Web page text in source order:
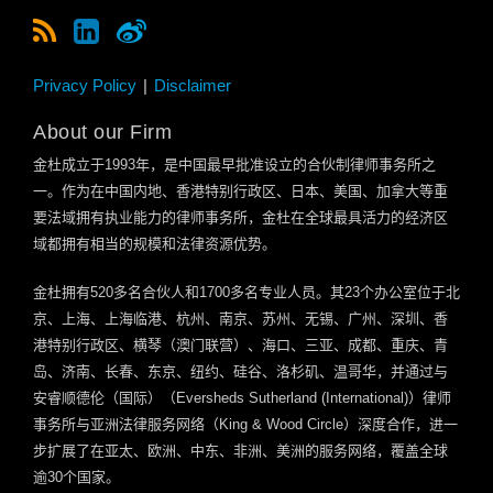
Privacy Policy Disclaimer
About our Firm
金杜成立于1993年，是中国最早批准设立的合伙制律师事务所之
一。作为在中国内地、香港特别行政区、日本、美国、加拿大等重
要法域拥有执业能力的律师事务所，金杜在全球最具活力的经济区
域都拥有相当的规模和法律资源优势。
金杜拥有520多名合伙人和 1700多名专业人员。其23个办公室位于北
京、上海、上海临港、杭州、南京、苏州、无锡、广州、深圳、香
港特别行政区、横琴（澳门联营）、海口、三亚、成都、重庆、青
岛、济南、长春、东京、纽约、硅谷、洛杉矶、温哥华，并通过与
安睿顺德伦（国际）（ Eversheds Sutherland (International)）律师
事务所与亚洲法律服务网络（ King & Wood Circle）深度合作，进一
步扩展了在亚太、欧洲、中东、非洲、美洲的服务网络，覆盖全球
逾30个国家。